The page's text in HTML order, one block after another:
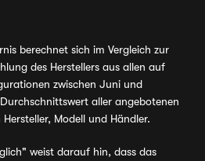
berechnet sich im Vergleich zur
des Herstellers aus allen auf
zwischen Juni und
aller angebotenen
Modell und Händler.
weist darauf hin, dass das